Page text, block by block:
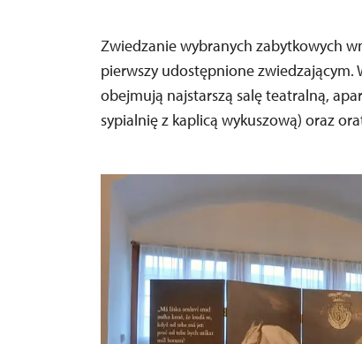
Zwiedzanie wybranych zabytkowych
pierwszy udostępnione
obejmują najstarszą salę teatralną,
sypialnię z kaplicą wykuszową) oraz